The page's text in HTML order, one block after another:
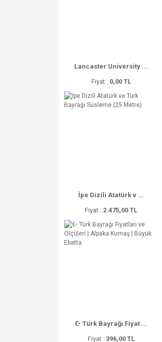
Lancaster University ...
Fiyat : 0,00 TL
İpe Dizili Atatürk v ...
Fiyat : 2.475,00 TL
☪ Türk Bayrağı Fiyat ...
Fiyat : 396,00 TL